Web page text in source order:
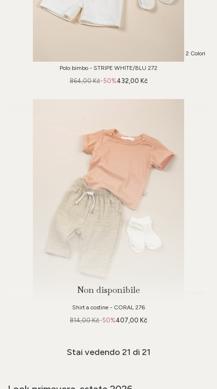
2 Colori
Polo bimbo - STRIPE WHITE/BLU 272
-50%
864,00 Kč 432,00 Kč
Non disponibile
Shirt a costine - CORAL 276
-50%
814,00 Kč 407,00 Kč
Stai vedendo 21 di 21